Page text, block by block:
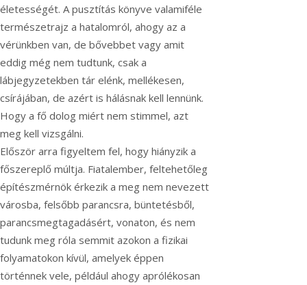
életességét. A pusztítás könyve valamiféle
természetrajz a hatalomról, ahogy az a
vérünkben van, de bővebbet vagy amit
eddig még nem tudtunk, csak a
lábjegyzetekben tár elénk, mellékesen,
csírájában, de azért is hálásnak kell lennünk.
Hogy a fő dolog miért nem stimmel, azt
meg kell vizsgálni.
Először arra figyeltem fel, hogy hiányzik a
főszereplő múltja. Fiatalember, feltehetőleg
építészmérnök érkezik a meg nem nevezett
városba, felsőbb parancsra, büntetésből,
parancsmegtagadásért, vonaton, és nem
tudunk meg róla semmit azokon a fizikai
folyamatokon kívül, amelyek éppen
történnek vele, például ahogy aprólékosan